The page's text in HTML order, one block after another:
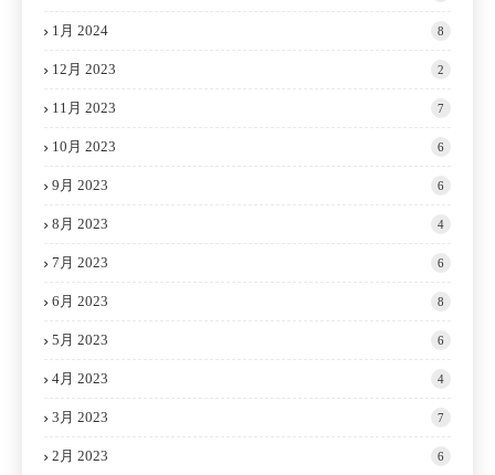
1月 2024 8
12月 2023 2
11月 2023 7
10月 2023 6
9月 2023 6
8月 2023 4
7月 2023 6
6月 2023 8
5月 2023 6
4月 2023 4
3月 2023 7
2月 2023 6